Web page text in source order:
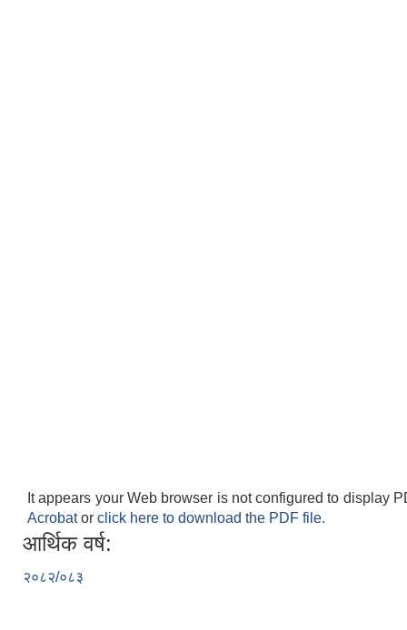
It appears your Web browser is not configured to display
Acrobator click here to download the PDF file.
आर्थिक वर्ष:
२०८२/०८३